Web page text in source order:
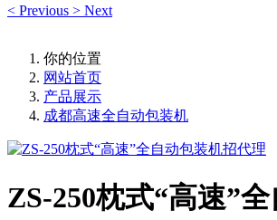
< Previous > Next
你的位置
网站首页
产品展示
成都高速全自动包装机
ZS-250枕式“高速”